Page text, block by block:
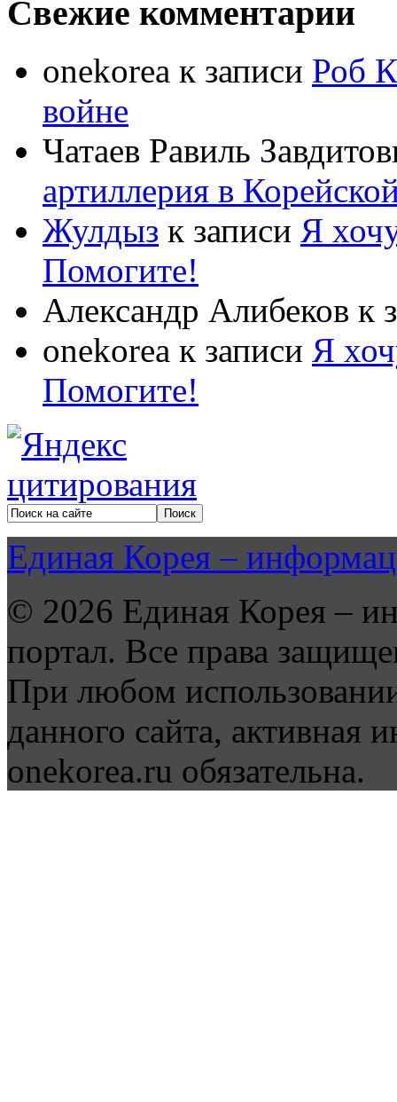
Свежие комментарии
onekorea к записи Роб
войне
Чатаев Равиль
артиллерия в
Жулдыз к записи Я
Помогите!
Александр Алибеков к
onekorea к записи Я
Помогите!
Единая Корея –
© 2026 Единая Корея –
портал. Все права
При любом
данного сайта, активная
onekorea.ru обязательна.